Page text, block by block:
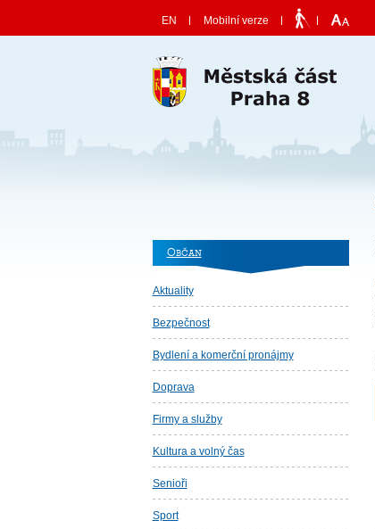
EN Mobilní verze
Občan
Aktuality
Bezpečnost
Bydlení a komerční pronájmy
Doprava
Firmy a služby
Kultura a volný čas
Senioři
Sport